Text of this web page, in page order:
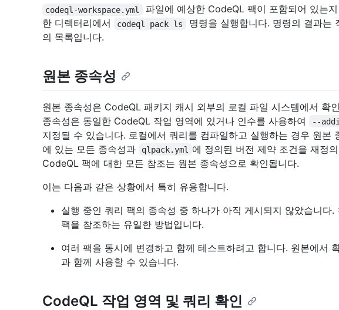
codeql-workspace.yml
파일에 예상한 CodeQL 팩이 포함되어 있는
한 디렉터리에서
codeql pack ls
명령을 실행합니다. 명령의 결과는
의 목록입니다.
원본 종속성
원본 종속성은 CodeQL 패키지 캐시 외부의 로컬 파일 시스템에서 확
종속성은 동일한 CodeQL 작업 영역에 있거나 인수를 사용하여
--
지정될 수 있습니다. 로컬에서 쿼리를 컴파일하고 실행하는 경우 원본
에 있는 모든 종속성과
qlpack.yml
에 정의된 버전 제약 조건을 재정
CodeQL 팩에 대한 모든 참조는 원본 종속성으로 확인됩니다.
이는 다음과 같은 상황에서 특히 유용합니다.
실행 중인 쿼리 팩의 종속성 중 하나가 아직 게시되지 않았습니다
팩을 참조하는 유일한 방법입니다.
여러 팩을 동시에 변경하고 함께 테스트하려고 합니다. 원본에서
과 함께 사용할 수 있습니다.
CodeQL 작업 영역 및 쿼리 확인